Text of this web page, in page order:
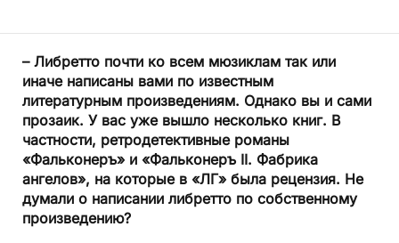
– Либретто почти ко всем мюзиклам так или
иначе написаны вами по известным
литературным произведениям. Однако вы и сами
прозаик. У вас уже вышло несколько книг. В
частности, ретродетективные романы
«Фальконеръ» и «Фальконеръ II. Фабрика
ангелов», на которые в «ЛГ» была рецензия. Не
думали о написании либретто по собственному
произведению?